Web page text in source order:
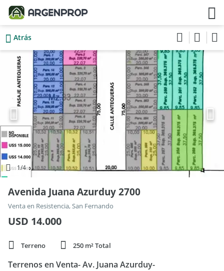
Atrás
1/4
Avenida Juana Azurduy 2700
Venta en Resistencia, San Fernando
USD 14.000
Terreno 250 m² Total
Terrenos en Venta- Av. Juana Azurduy-